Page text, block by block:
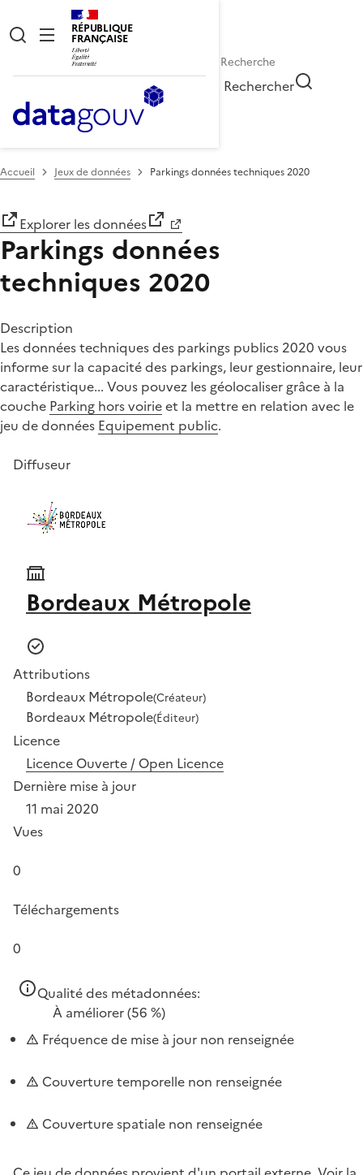
RÉPUBLIQUE
FRANÇAISE
Rechercher
Accueil Jeux de données Parkings données techniques 2020
Explorer les données
Parkings données
techniques 2020
Description
Les données techniques des parkings publics 2020 vous
informe sur la capacité des parkings, leur gestionnaire, leur
caractéristique... Vous pouvez les géolocaliser grâce à la
couche Parking hors voirieet la mettre en relation avec le
jeu de données Equipement public.
Diffuseur
Bordeaux Métropole
Attributions
Bordeaux Métropole(Créateur)
Bordeaux Métropole(Éditeur)
Licence
Licence Ouverte / Open Licence
Dernière mise à jour
11 mai 2020
Vues
0
Téléchargements
0
Qualité des métadonnées:
À améliorer(56 %)
Fréquence de mise à jour non renseignée
Couverture temporelle non renseignée
Couverture spatiale non renseignée